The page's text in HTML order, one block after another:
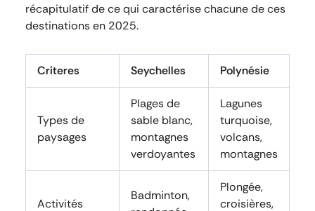
récapitulatif de ce qui caractérise chacune de ces
destinations en 2025.
Criteres Seychelles Polynésie
Types de
paysages
Plages de
sable blanc,
montagnes
verdoyantes
Lagunes
turquoise,
volcans,
montagnes
Activités
Badminton,
Plongée,
croisières,